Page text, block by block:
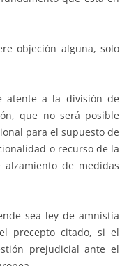
objeción alguna, solo
atente a la división de
que no será posible
para el supuesto de
o recurso de la
de medidas
sea ley de amnistía
precepto citado, si el
prejudicial ante el